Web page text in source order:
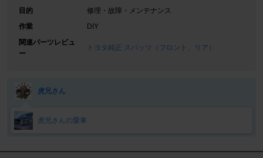
目的
修理・故障・メンテナンス
作業
DIY
関連パーツレビュ
ー
トヨタ純正 スパッツ（フロント、リア）
虎兄さん
虎兄さんの愛車